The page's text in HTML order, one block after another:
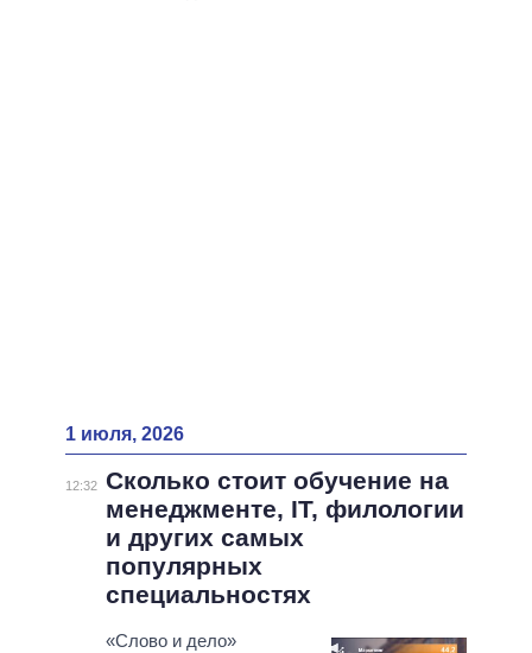
1 июля, 2026
12:32 Сколько стоит обучение на
менеджменте, IT, филологии
и других самых
популярных
специальностях
«Слово и дело»